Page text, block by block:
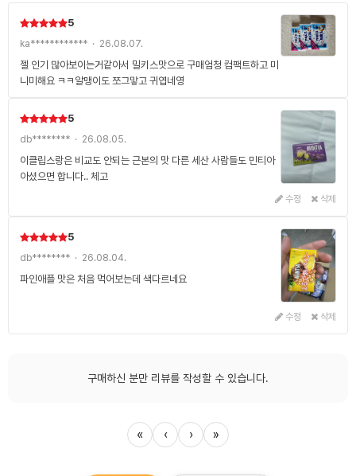
5
ka************ · 26.08.07.
젤 인기 많아보이는거같아서 밀키스맛으로 구매엄청 컴팩트하고 미
니미해요 ㅋㅋ알맹이도 쪼그맣고 귀엽네영
5
db******** · 26.08.05.
이클립스랑은 비교도 안되는 근본의 맛 다른 세산 사람들도 민티아
아셨으면 합니다.. 체고
수정 삭제
5
db******** · 26.08.04.
파인애플 맛은 처음 먹어보는데 색다르네요
수정 삭제
구매하신 분만 리뷰를 작성할 수 있습니다.
« ‹ › »